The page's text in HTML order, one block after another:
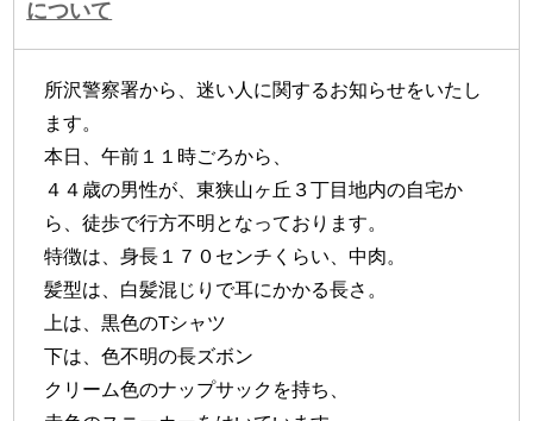
について
所沢警察署から、迷い人に関するお知らせをいたし
ます。
本日、午前１１時ごろから、
４４歳の男性が、東狭山ヶ丘３丁目地内の自宅か
ら、徒歩で行方不明となっております。
特徴は、身長１７０センチくらい、中肉。
髪型は、白髪混じりで耳にかかる長さ。
上は、黒色のTシャツ
下は、色不明の長ズボン
クリーム色のナップサックを持ち、